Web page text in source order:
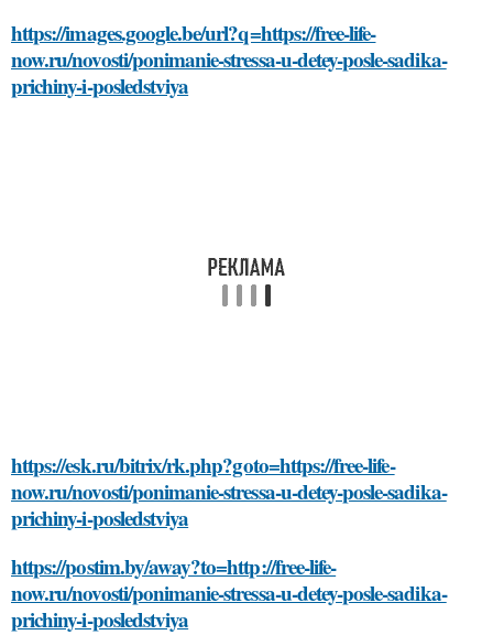
https://images.google.be/url?q=https://free-life-
now.ru/novosti/ponimanie-stressa-u-detey-posle-sadika-
prichiny-i-posledstviya
https://esk.ru/bitrix/rk.php?goto=https://free-life-
now.ru/novosti/ponimanie-stressa-u-detey-posle-sadika-
prichiny-i-posledstviya
https://postim.by/away?to=http://free-life-
now.ru/novosti/ponimanie-stressa-u-detey-posle-sadika-
prichiny-i-posledstviya